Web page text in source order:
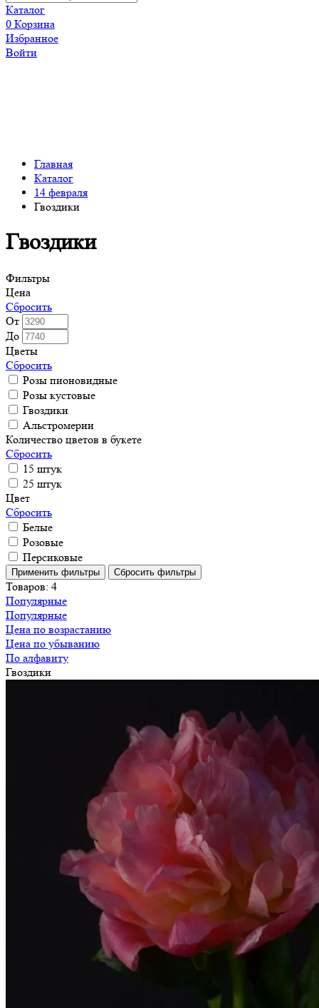
Каталог
0 Корзина
Избранное
Войти
Главная
Каталог
14 февраля
Гвоздики
Гвоздики
Фильтры
Цена
Сбросить
От
До
Цветы
Сбросить
Розы пионовидные
Розы кустовые
Гвоздики
Альстромерии
Количество цветов в букете
Сбросить
15 штук
25 штук
Цвет
Сбросить
Белые
Розовые
Персиковые
Товаров: 4
Популярные
Популярные
Цена по возрастанию
Цена по убыванию
По алфавиту
Гвоздики